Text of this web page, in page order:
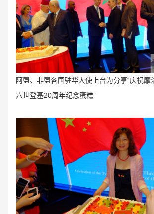
阿盟、非盟各国驻华大使上台为分享“庆祝摩
六世登基20周年纪念蛋糕”